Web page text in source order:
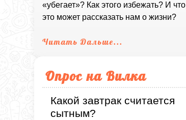
«убегает»? Как этого избежать? И что
это может рассказать нам о жизни?
Читать Дальше...
Опрос на Вилка
Какой завтрак считается
сытным?